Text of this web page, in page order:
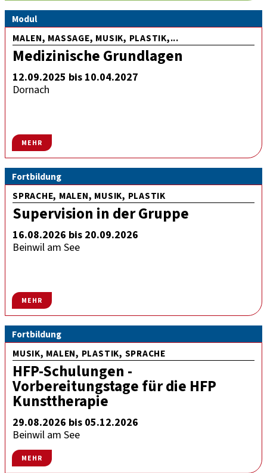
Modul
MALEN, MASSAGE, MUSIK, PLASTIK,...
Medizinische Grundlagen
12.09.2025 bis 10.04.2027
Dornach
MEHR
Fortbildung
SPRACHE, MALEN, MUSIK, PLASTIK
Supervision in der Gruppe
16.08.2026 bis 20.09.2026
Beinwil am See
MEHR
Fortbildung
MUSIK, MALEN, PLASTIK, SPRACHE
HFP-Schulungen -
Vorbereitungstage für die HFP
Kunsttherapie
29.08.2026 bis 05.12.2026
Beinwil am See
MEHR